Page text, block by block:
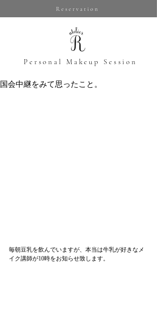
Reservation
​Personal Makeup Session
国会中継をみて思ったこと。
毎朝豆乳を飲んでいますが、本当は牛乳が好きなメ
イク講師が10時をお知らせ致します。